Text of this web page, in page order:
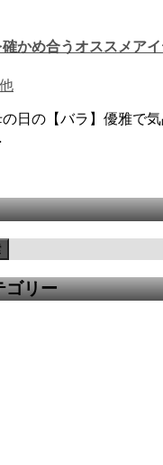
確かめ合うオススメア
の【バラ】優雅で気
リー